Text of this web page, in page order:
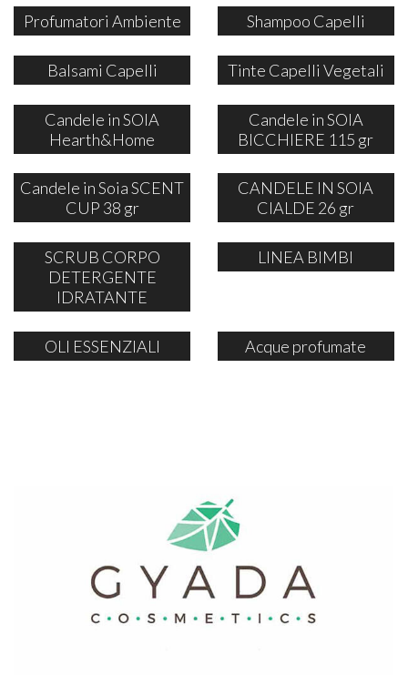
Profumatori Ambiente Shampoo Capelli
Balsami Capelli Tinte Capelli Vegetali
Candele in SOIA
Hearth&Home
Candele in SOIA
BICCHIERE 115 gr
Candele in Soia SCENT
CUP 38 gr
CANDELE IN SOIA
CIALDE 26 gr
SCRUB CORPO
DETERGENTE
IDRATANTE
LINEA BIMBI
OLI ESSENZIALI Acque profumate